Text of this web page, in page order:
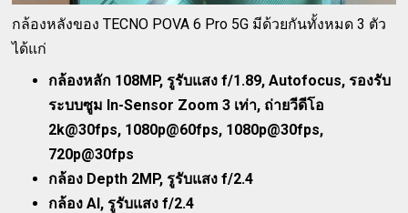
กล้องหลังของ TECNO POVA 6 Pro 5G มีด้วยกันทั้งหมด 3 ตัว
ได้แก่
กล้องหลัก 108MP, รูรับแสง f/1.89, Autofocus, รองรับ
ระบบซูม In-Sensor Zoom 3 เท่า, ถ่ายวีดีโอ
2k@30fps, 1080p@60fps, 1080p@30fps,
720p@30fps
กล้อง Depth 2MP, รูรับแสง f/2.4
กล้อง AI, รูรับแสง f/2.4